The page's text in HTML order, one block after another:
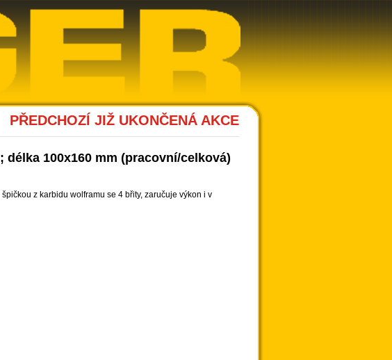
PŘEDCHOZÍ JIŽ UKONČENÁ AKCE
délka 100x160 mm (pracovní/celková)
z karbidu wolframu se 4 břity, zaručuje výkon i v